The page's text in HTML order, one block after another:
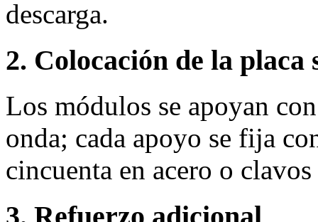
descarga.
2. Colocación de la placa
Los módulos se apoyan
onda; cada apoyo se fija
cincuenta en acero o